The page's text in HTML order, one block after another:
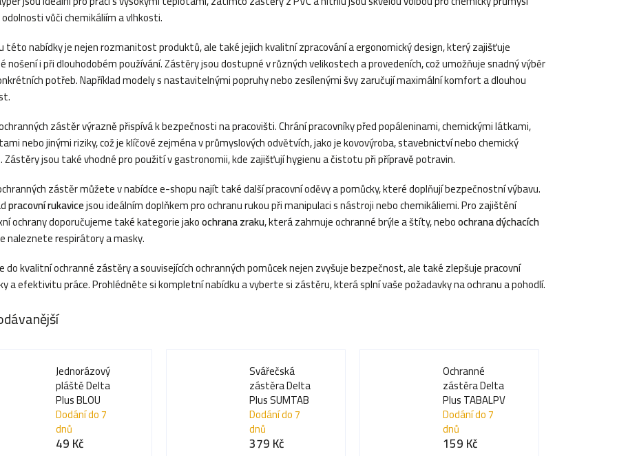
vůči chemikáliím a vlhkosti.
této nabídky je nejen rozmanitost produktů, ale také jejich kvalitní zpracování a ergonomický design, který zajišťuje
nošení i při dlouhodobém používání. Zástěry jsou dostupné v různých velikostech a provedeních, což umožňuje snadný výběr
potřeb. Například modely s nastavitelnými popruhy nebo zesílenými švy zaručují maximální komfort a dlouhou
zástěr výrazně přispívá k bezpečnosti na pracovišti. Chrání pracovníky před popáleninami, chemickými látkami,
nebo jinými riziky, což je klíčové zejména v průmyslových odvětvích, jako je kovovýroba, stavebnictví nebo chemický
Zástěry jsou také vhodné pro použití v gastronomii, kde zajišťují hygienu a čistotu při přípravě potravin.
zástěr můžete v nabídce e-shopu najít také další pracovní oděvy a pomůcky, které doplňují bezpečnostní výbavu.
pracovní rukavicejsou ideálním doplňkem pro ochranu rukou při manipulaci s nástroji nebo chemikáliemi. Pro zajištění
ochrany doporučujeme také kategorie jakoochrana zraku, která zahrnuje ochranné brýle a štíty, neboochrana dýchacích
naleznete respirátory a masky.
do kvalitní ochranné zástěry a souvisejících ochranných pomůcek nejen zvyšuje bezpečnost, ale také zlepšuje pracovní
a efektivitu práce. Prohlédněte si kompletní nabídku a vyberte si zástěru, která splní vaše požadavky na ochranu a pohodlí.
Jednorázový
pláště Delta
Plus BLOU
Dodání do 7
dnů
49 Kč
Svářečská
zástěra Delta
Plus SUMTAB
Dodání do 7
dnů
379 Kč
Ochranné
zástěra Delta
Plus TABALPV
Dodání do 7
dnů
159 Kč